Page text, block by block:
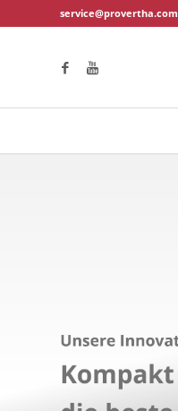
service@provertha.com